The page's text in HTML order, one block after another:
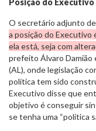
O secretário adjunto
a posição do Executivo
ela está, seja com
prefeito Álvaro Damião
(AL), onde legislação
política tem sido
Executivo disse que
objetivo é conseguir
se tenha uma “política